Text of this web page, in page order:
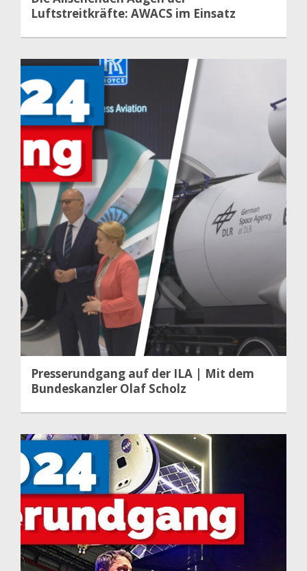
Luftstreitkräfte: AWACS im Einsatz
Presserundgang auf der ILA | Mit dem
Bundeskanzler Olaf Scholz